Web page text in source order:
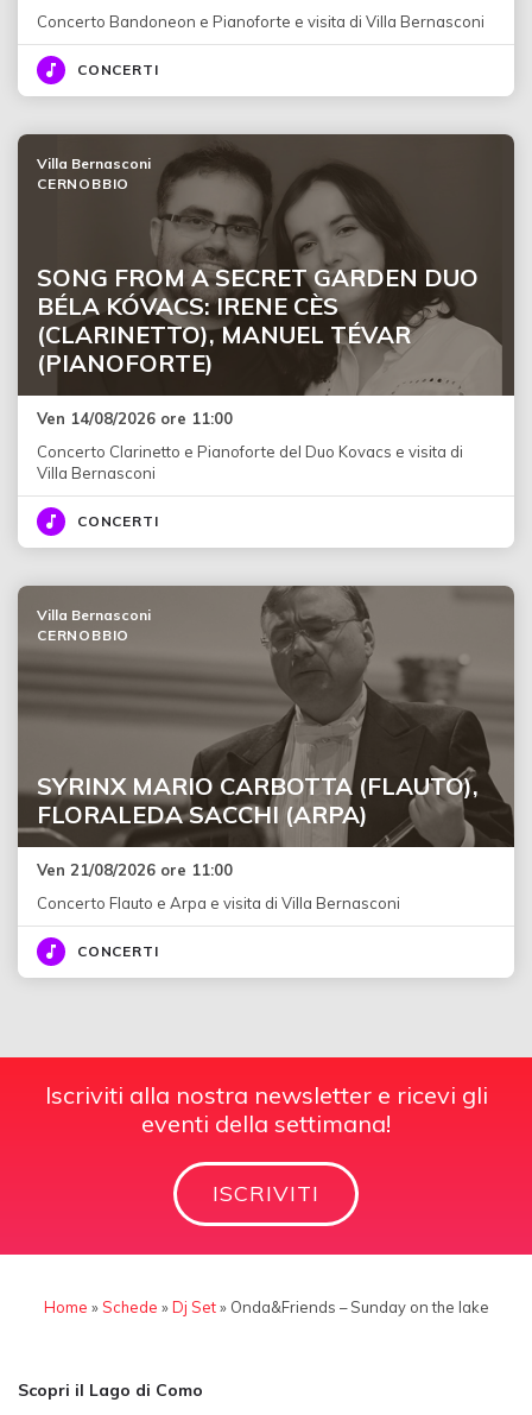
Concerto Bandoneon e Pianoforte e visita di Villa Bernasconi
CONCERTI
SONG FROM A SECRET GARDEN DUO
BÉLA KÓVACS: IRENE CÈS
(CLARINETTO), MANUEL TÉVAR
(PIANOFORTE)
Villa Bernasconi
CERNOBBIO
Ven 14/08/2026 ore 11:00
Concerto Clarinetto e Pianoforte del Duo Kovacs e visita di
Villa Bernasconi
CONCERTI
SYRINX MARIO CARBOTTA (FLAUTO),
FLORALEDA SACCHI (ARPA)
Villa Bernasconi
CERNOBBIO
Ven 21/08/2026 ore 11:00
Concerto Flauto e Arpa e visita di Villa Bernasconi
CONCERTI
Iscriviti alla nostra newsletter e ricevi gli
eventi della settimana!
ISCRIVITI
Home »Schede »Dj Set» Onda&Friends – Sunday on the lake
Scopri il Lago di Como